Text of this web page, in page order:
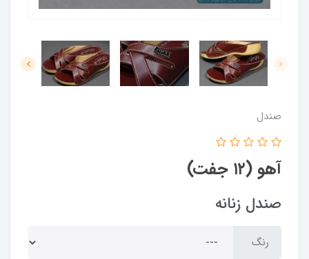
صندل
آهو (۱۲ جفت)
صندل زنانه
رنگ